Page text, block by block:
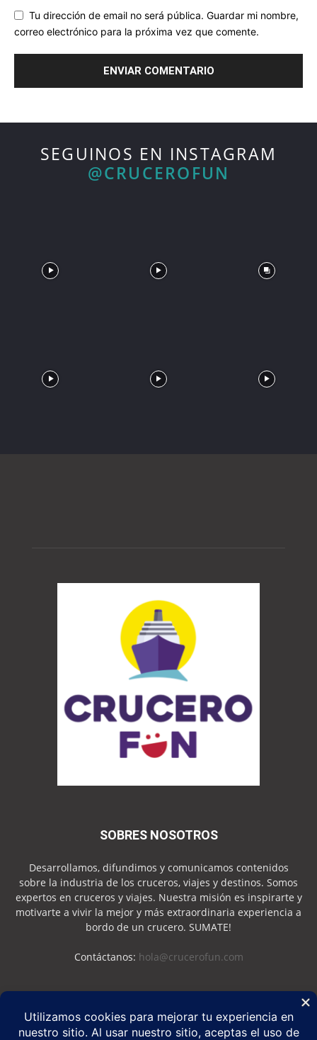
Tu dirección de email no será pública. Guardar mi nombre,
correo electrónico para la próxima vez que comente.
SEGUINOS EN INSTAGRAM
@CRUCEROFUN
SOBRES NOSOTROS
Desarrollamos, difundimos y comunicamos contenidos
sobre la industria de los cruceros, viajes y destinos. Somos
expertos en cruceros y viajes. Nuestra misión es inspirarte y
motivarte a vivir la mejor y más extraordinaria experiencia a
bordo de un crucero. SUMATE!
Contáctanos: hola@crucerofun.com
SEGUINOS